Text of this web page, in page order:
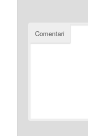
Comentari